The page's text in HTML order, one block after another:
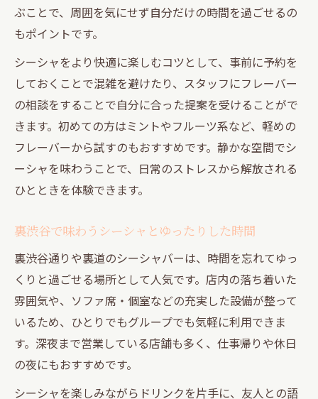
ぶことで、周囲を気にせず自分だけの時間を過ごせるの
もポイントです。
シーシャをより快適に楽しむコツとして、事前に予約を
しておくことで混雑を避けたり、スタッフにフレーバー
の相談をすることで自分に合った提案を受けることがで
きます。初めての方はミントやフルーツ系など、軽めの
フレーバーから試すのもおすすめです。静かな空間でシ
ーシャを味わうことで、日常のストレスから解放される
ひとときを体験できます。
裏渋谷で味わうシーシャとゆったりした時間
裏渋谷通りや裏道のシーシャバーは、時間を忘れてゆっ
くりと過ごせる場所として人気です。店内の落ち着いた
雰囲気や、ソファ席・個室などの充実した設備が整って
いるため、ひとりでもグループでも気軽に利用できま
す。深夜まで営業している店舗も多く、仕事帰りや休日
の夜にもおすすめです。
シーシャを楽しみながらドリンクを片手に、友人との語